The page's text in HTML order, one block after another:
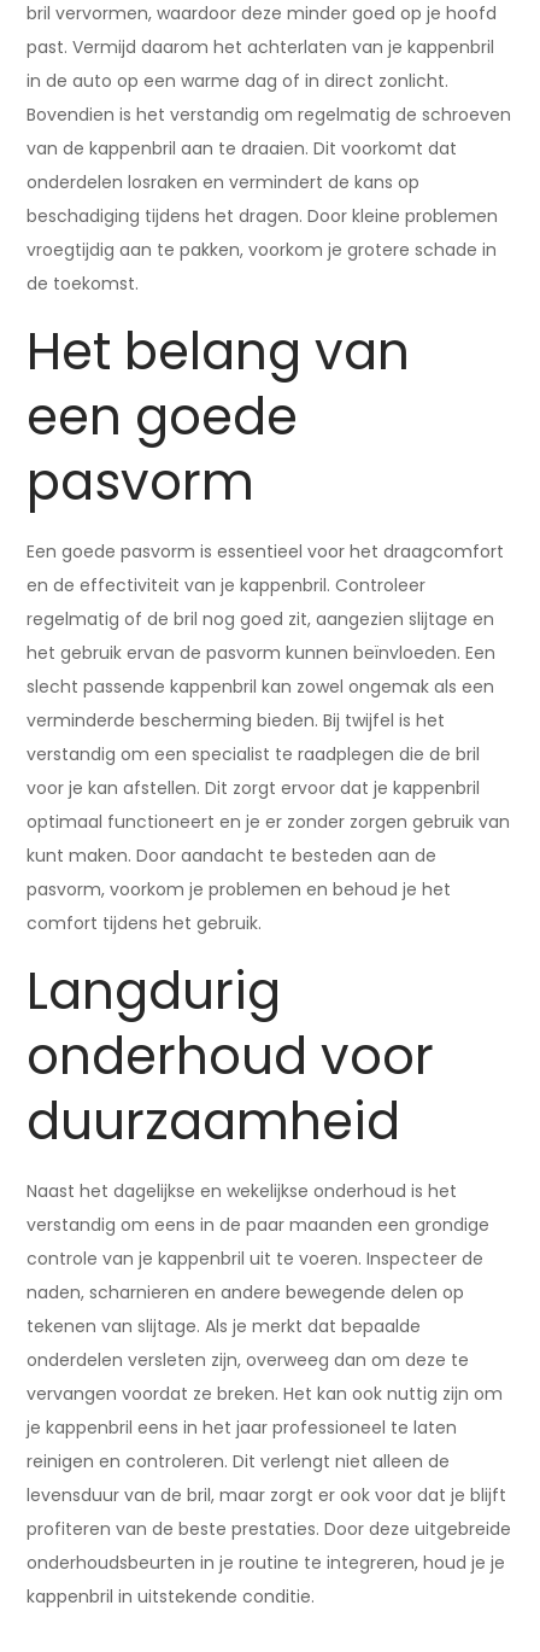
bril vervormen, waardoor deze minder goed op je hoofd
past. Vermijd daarom het achterlaten van je kappenbril
in de auto op een warme dag of in direct zonlicht.
Bovendien is het verstandig om regelmatig de schroeven
van de kappenbril aan te draaien. Dit voorkomt dat
onderdelen losraken en vermindert de kans op
beschadiging tijdens het dragen. Door kleine problemen
vroegtijdig aan te pakken, voorkom je grotere schade in
de toekomst.
Het belang van
een goede
pasvorm
Een goede pasvorm is essentieel voor het draagcomfort
en de effectiviteit van je kappenbril. Controleer
regelmatig of de bril nog goed zit, aangezien slijtage en
het gebruik ervan de pasvorm kunnen beïnvloeden. Een
slecht passende kappenbril kan zowel ongemak als een
verminderde bescherming bieden. Bij twijfel is het
verstandig om een specialist te raadplegen die de bril
voor je kan afstellen. Dit zorgt ervoor dat je kappenbril
optimaal functioneert en je er zonder zorgen gebruik van
kunt maken. Door aandacht te besteden aan de
pasvorm, voorkom je problemen en behoud je het
comfort tijdens het gebruik.
Langdurig
onderhoud voor
duurzaamheid
Naast het dagelijkse en wekelijkse onderhoud is het
verstandig om eens in de paar maanden een grondige
controle van je kappenbril uit te voeren. Inspecteer de
naden, scharnieren en andere bewegende delen op
tekenen van slijtage. Als je merkt dat bepaalde
onderdelen versleten zijn, overweeg dan om deze te
vervangen voordat ze breken. Het kan ook nuttig zijn om
je kappenbril eens in het jaar professioneel te laten
reinigen en controleren. Dit verlengt niet alleen de
levensduur van de bril, maar zorgt er ook voor dat je blijft
profiteren van de beste prestaties. Door deze uitgebreide
onderhoudsbeurten in je routine te integreren, houd je je
kappenbril in uitstekende conditie.